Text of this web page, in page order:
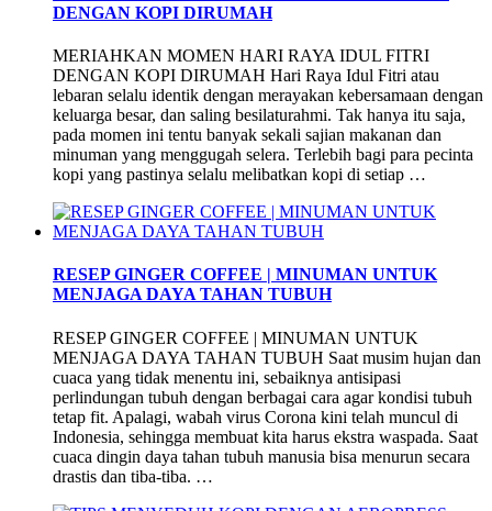
DENGAN KOPI DIRUMAH
MERIAHKAN MOMEN HARI RAYA IDUL FITRI
DENGAN KOPI DIRUMAH Hari Raya Idul Fitri atau
lebaran selalu identik dengan merayakan kebersamaan dengan
keluarga besar, dan saling besilaturahmi. Tak hanya itu saja,
pada momen ini tentu banyak sekali sajian makanan dan
minuman yang menggugah selera. Terlebih bagi para pecinta
kopi yang pastinya selalu melibatkan kopi di setiap …
RESEP GINGER COFFEE | MINUMAN UNTUK
MENJAGA DAYA TAHAN TUBUH
RESEP GINGER COFFEE | MINUMAN UNTUK
MENJAGA DAYA TAHAN TUBUH Saat musim hujan dan
cuaca yang tidak menentu ini, sebaiknya antisipasi
perlindungan tubuh dengan berbagai cara agar kondisi tubuh
tetap fit. Apalagi, wabah virus Corona kini telah muncul di
Indonesia, sehingga membuat kita harus ekstra waspada. Saat
cuaca dingin daya tahan tubuh manusia bisa menurun secara
drastis dan tiba-tiba. …